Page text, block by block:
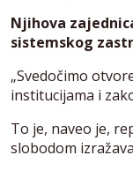
Njihova
sistemskog
„Svedočimo
institucijama i
To je, naveo je,
slobodom